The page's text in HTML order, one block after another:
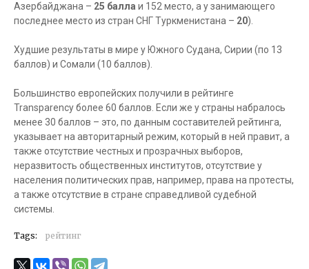
Азербайджана – 25 балла и 152 место, а у занимающего
последнее место из стран СНГ Туркменистана – 20).
Худшие результаты в мире у Южного Судана, Сирии (по 13
баллов) и Сомали (10 баллов).
Большинство европейских получили в рейтинге
Transparency более 60 баллов. Если же у страны набралось
менее 30 баллов – это, по данным составителей рейтинга,
указывает на авторитарный режим, который в ней правит, а
также отсутствие честных и прозрачных выборов,
неразвитость общественных институтов, отсутствие у
населения политических прав, например, права на протесты,
а также отсутствие в стране справедливой судебной
системы.
Tags: рейтинг